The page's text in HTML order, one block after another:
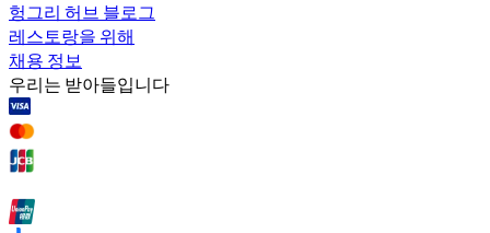
헝그리 허브 블로그
레스토랑을 위해
채용 정보
우리는 받아들입니다